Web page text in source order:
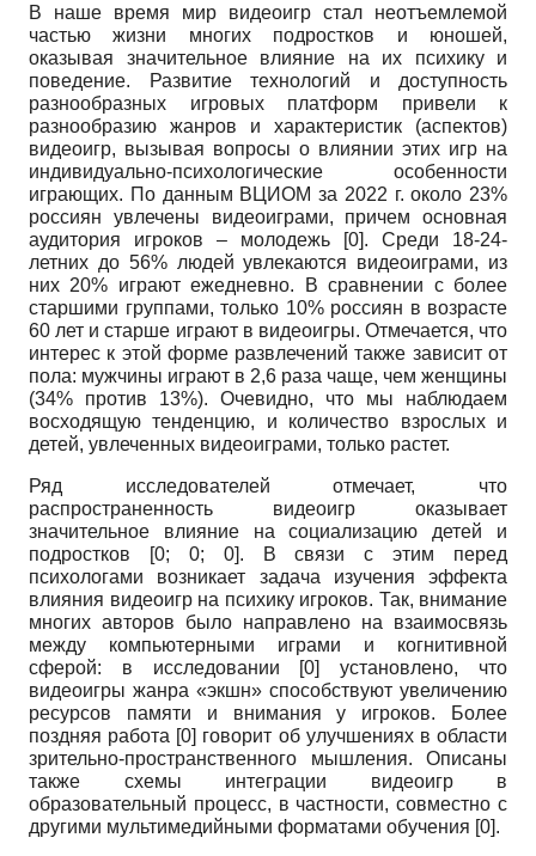
В наше время мир видеоигр стал неотъемлемой
частью жизни многих подростков и юношей,
оказывая значительное влияние на их психику и
поведение. Развитие технологий и доступность
разнообразных игровых платформ привели к
разнообразию жанров и характеристик (аспектов)
видеоигр, вызывая вопросы о влиянии этих игр на
индивидуально-психологические особенности
играющих. По данным ВЦИОМ за 2022 г. около 23%
россиян увлечены видеоиграми, причем основная
аудитория игроков – молодежь [0]. Среди 18-24-
летних до 56% людей увлекаются видеоиграми, из
них 20% играют ежедневно. В сравнении с более
старшими группами, только 10% россиян в возрасте
60 лет и старше играют в видеоигры. Отмечается, что
интерес к этой форме развлечений также зависит от
пола: мужчины играют в 2,6 раза чаще, чем женщины
(34% против 13%). Очевидно, что мы наблюдаем
восходящую тенденцию, и количество взрослых и
детей, увлеченных видеоиграми, только растет.
Ряд исследователей отмечает, что
распространенность видеоигр оказывает
значительное влияние на социализацию детей и
подростков [0; 0; 0]. В связи с этим перед
психологами возникает задача изучения эффекта
влияния видеоигр на психику игроков. Так, внимание
многих авторов было направлено на взаимосвязь
между компьютерными играми и когнитивной
сферой: в исследовании [0] установлено, что
видеоигры жанра «экшн» способствуют увеличению
ресурсов памяти и внимания у игроков. Более
поздняя работа [0] говорит об улучшениях в области
зрительно-пространственного мышления. Описаны
также схемы интеграции видеоигр в
образовательный процесс, в частности, совместно с
другими мультимедийными форматами обучения [0].